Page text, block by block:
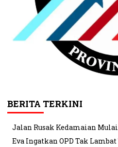
BERITA TERKINI
Jalan Rusak Kedamaian
Eva Ingatkan OPD Tak